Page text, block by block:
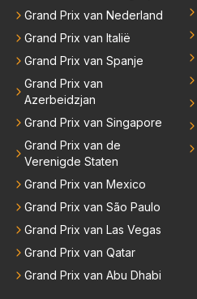
Grand Prix van Nederland
Grand Prix van Italië
Grand Prix van Spanje
Grand Prix van
Azerbeidzjan
Grand Prix van Singapore
Grand Prix van de
Verenigde Staten
Grand Prix van Mexico
Grand Prix van São Paulo
Grand Prix van Las Vegas
Grand Prix van Qatar
Grand Prix van Abu Dhabi